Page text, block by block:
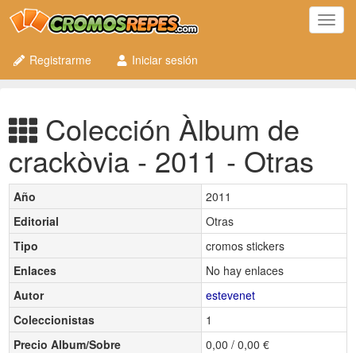
Registrarme
Iniciar sesión
Colección Àlbum de
crackòvia - 2011 - Otras
Año
2011
Editorial
Otras
Tipo
cromos stickers
Enlaces
No hay enlaces
Autor
estevenet
Coleccionistas
1
Precio Album/Sobre
0,00 / 0,00 €